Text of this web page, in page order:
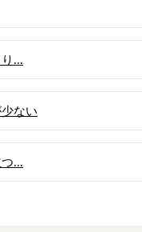
...
ない
...